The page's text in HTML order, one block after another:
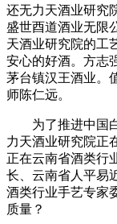
还无力天酒业研究
盛世酉道酒业无限
天酒业研究院的工
安心的好酒。方志
茅台镇汉王酒业。
师陈仁远。
为了推进中国白
力天酒业研究院正
正在云南省酒类行
长、云南省人平易
酒类行业手艺专家
质量？